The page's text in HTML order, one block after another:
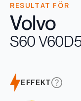
RESULTAT FÖR
Volvo
S60 V60
EFFEKT